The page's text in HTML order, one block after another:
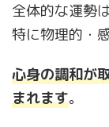
全体的な運勢
特に物理的・
心身の調和が
まれます。